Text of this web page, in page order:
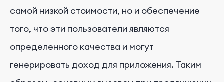
самой низкой стоимости, но и обеспечение
того, что эти пользователи являются
определенного качества и могут
генерировать доход для приложения. Таким